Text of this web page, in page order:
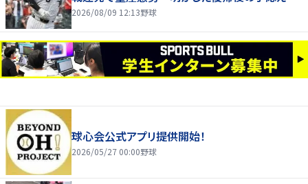
2026/08/09 12:13野球
球心会公式アプリ提供開始！
2026/05/27 00:00野球